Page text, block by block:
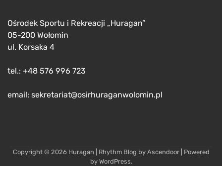
Ośrodek Sportu i Rekreacji „Huragan”
05-200 Wołomin
ul. Korsaka 4
tel.: +48 576 996 723
email: sekretariat@osirhuraganwolomin.pl
Copyright © 2026 Huragan | Rhythm Blog by Ascendoor| Powered
by WordPress.